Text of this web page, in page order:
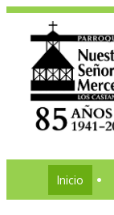
Inicio •